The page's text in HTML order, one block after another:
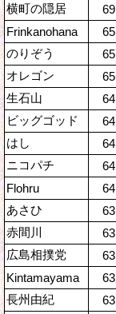
横町の隠居
69
Frinkanohana
65
のりぞう
65
オレゴン
65
生石山
64
ビッグゴッド
64
はし
64
ニコパチ
64
Flohru
64
あさひ
63
赤間川
63
広島相撲党
63
Kintamayama
63
長州由紀
63